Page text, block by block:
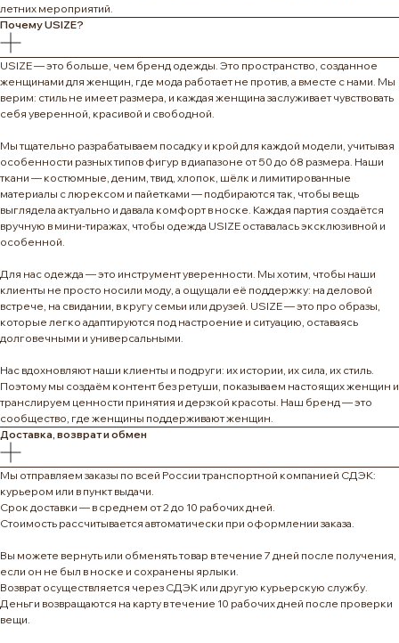
летних мероприятий.
Почему USIZE?
USIZE — это больше, чем бренд одежды. Это пространство, созданное
женщинами для женщин, где мода работает не против, а вместе с нами. Мы
верим: стиль не имеет размера, и каждая женщина заслуживает чувствовать
себя уверенной, красивой и свободной.
Мы тщательно разрабатываем посадку и крой для каждой модели, учитывая
особенности разных типов фигур в диапазоне от 50 до 68 размера. Наши
ткани — костюмные, деним, твид, хлопок, шёлк и лимитированные
материалы с люрексом и пайетками — подбираются так, чтобы вещь
выглядела актуально и давала комфорт в носке. Каждая партия создаётся
вручную в мини-тиражах, чтобы одежда USIZE оставалась эксклюзивной и
особенной.
Для нас одежда — это инструмент уверенности. Мы хотим, чтобы наши
клиенты не просто носили моду, а ощущали её поддержку: на деловой
встрече, на свидании, в кругу семьи или друзей. USIZE — это про образы,
которые легко адаптируются под настроение и ситуацию, оставаясь
долговечными и универсальными.
Нас вдохновляют наши клиенты и подруги: их истории, их сила, их стиль.
Поэтому мы создаём контент без ретуши, показываем настоящих женщин и
транслируем ценности принятия и дерзкой красоты. Наш бренд — это
сообщество, где женщины поддерживают женщин.
Доставка, возврат и обмен
Мы отправляем заказы по всей России транспортной компанией СДЭК:
курьером или в пункт выдачи.
Срок доставки — в среднем от 2 до 10 рабочих дней.
Стоимость рассчитывается автоматически при оформлении заказа.
Вы можете вернуть или обменять товар в течение 7 дней после получения,
если он не был в носке и сохранены ярлыки.
Возврат осуществляется через СДЭК или другую курьерскую службу.
Деньги возвращаются на карту в течение 10 рабочих дней после проверки
вещи.